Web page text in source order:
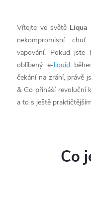
Vítejte ve světě Liqua
nekompromisní
vapování. Pokud jste
oblíbený e-liquid
čekání na zrání, právě
& Go přináší revoluční
a to s ještě
Co